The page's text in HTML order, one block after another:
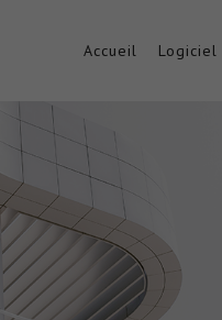
Accueil Logiciel
Home